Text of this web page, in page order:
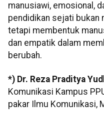
manusiawi, emosional,
pendidikan sejati bukan
tetapi membentuk
dan empatik dalam
berubah.
*) Dr. Reza Praditya
Komunikasi Kampus
pakar Ilmu Komunikasi,